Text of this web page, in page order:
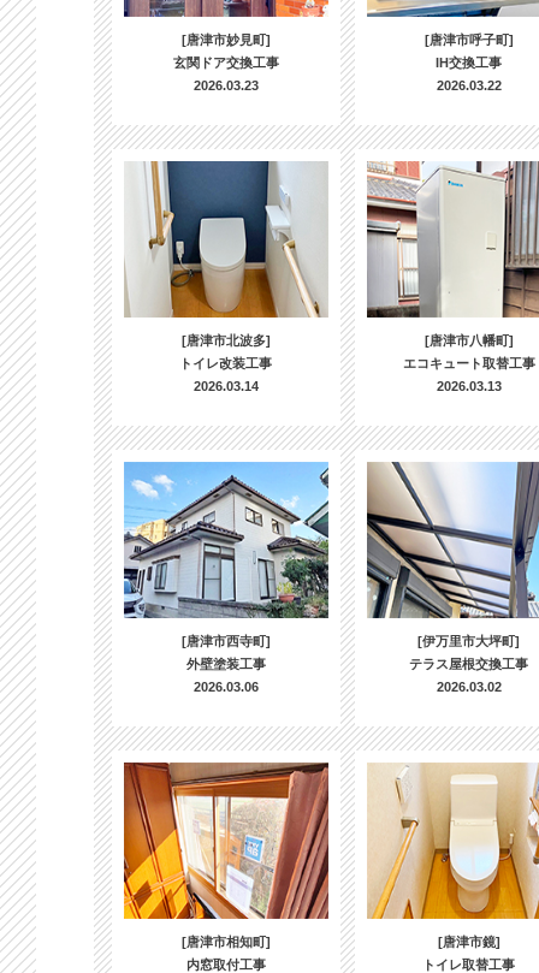
[唐津市妙見町]
玄関ドア交換工事
2026.03.23
[唐津市呼子町]
IH交換工事
2026.03.22
[唐津市北波多]
トイレ改装工事
2026.03.14
[唐津市八幡町]
エコキュート取替工事
2026.03.13
[唐津市西寺町]
外壁塗装工事
2026.03.06
[伊万里市大坪町]
テラス屋根交換工事
2026.03.02
[唐津市相知町]
内窓取付工事
[唐津市鏡]
トイレ取替工事